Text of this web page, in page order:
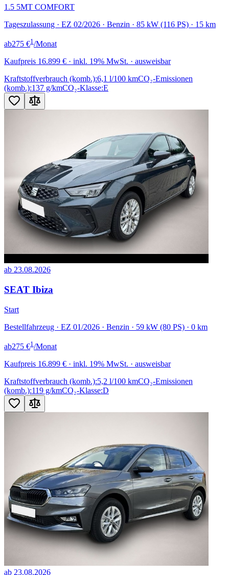
1.5 5MT COMFORT
Tageszulassung · EZ 02/2026 · Benzin · 85 kW (116 PS) · 15 km
ab275 €1 /Monat
Kaufpreis 16.899 € · inkl. 19% MwSt. · ausweisbar
Kraftstoffverbrauch (komb.):6,1 l/100 kmCO₂-Emissionen
(komb.):137 g/kmCO₂-Klasse:E
ab 23.08.2026
SEAT Ibiza
Start
Bestellfahrzeug · EZ 01/2026 · Benzin · 59 kW (80 PS) · 0 km
ab275 €1 /Monat
Kaufpreis 16.899 € · inkl. 19% MwSt. · ausweisbar
Kraftstoffverbrauch (komb.):5,2 l/100 kmCO₂-Emissionen
(komb.):119 g/kmCO₂-Klasse:D
ab 23.08.2026